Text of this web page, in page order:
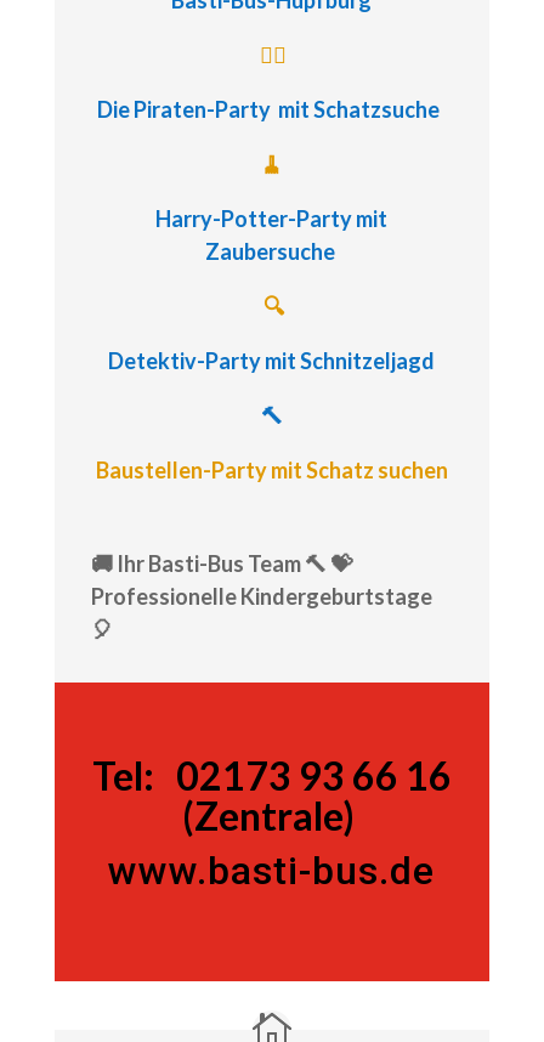
🏴‍☠️
Die Piraten-Party mit Schatzsuche
🧹
Harry-Potter-Partymit
Zaubersuche
🔍
Detektiv-Partymit Schnitzeljagd
🔨
Baustellen-Party mit Schatz suchen
🚚 Ihr Basti-Bus Team 🔨 💝
Professionelle Kindergeburtstage
🎈
Tel: 02173 93 66 16
(Zentrale)
www.basti-bus.de